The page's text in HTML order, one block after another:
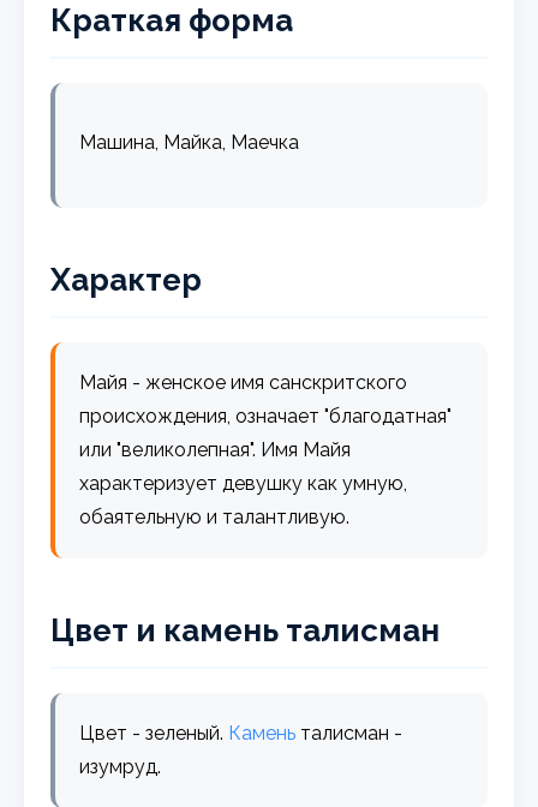
Краткая форма
Машина, Майка, Маечка
Характер
Майя - женское имя санскритского
происхождения, означает "благодатная"
или "великолепная". Имя Майя
характеризует девушку как умную,
обаятельную и талантливую.
Цвет и камень талисман
Цвет - зеленый. Камень талисман -
изумруд.